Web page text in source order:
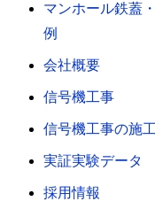
マンホール鉄蓋
例
会社概要
信号機工事
信号機工事の施
実証実験データ
採用情報